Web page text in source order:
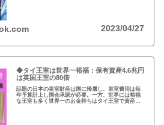
2023/04/27
◆タイ王室は世界一裕福：保有資産4.6兆円
は英国王室の80倍
話題の日本の皇室財産は国に帰属し、皇室費用は毎
年予算計上し国会承認が必要。一方、世界には裕福
な王室も多く世界一のお金持ちはタイ王室で資産は